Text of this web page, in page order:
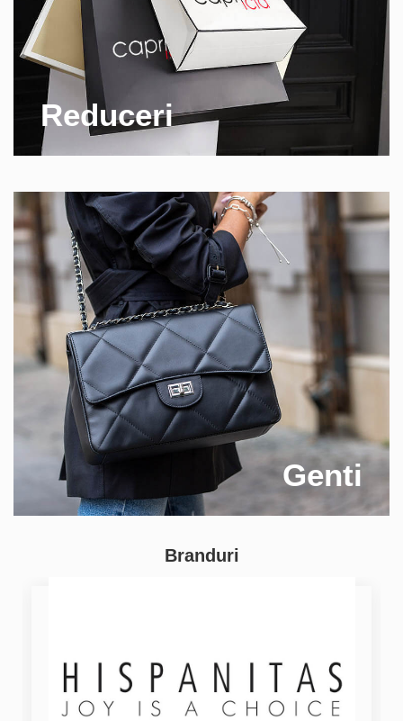
Reduceri
Genti
Branduri